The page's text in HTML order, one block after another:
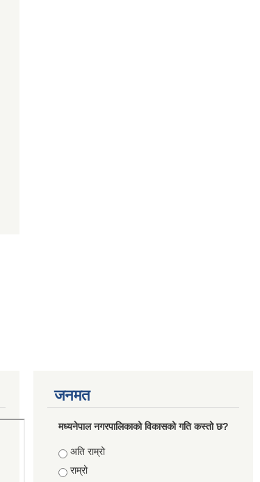
जनमत
मध्यनेपाल नगरपालिकाको विकासको गति कस्तो छ?
Choices
अति राम्रो
राम्रो